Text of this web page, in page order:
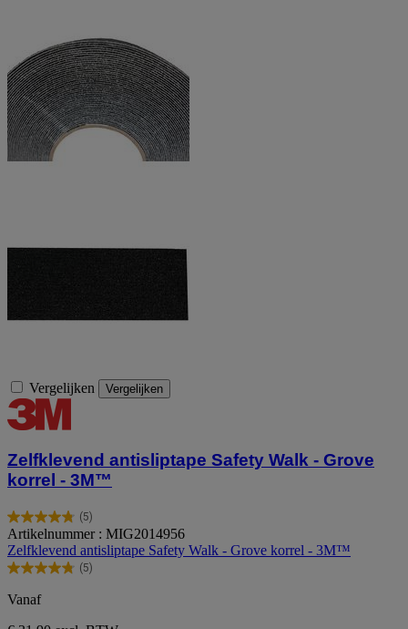
Vergelijken Vergelijken
Zelfklevend antisliptape Safety Walk - Grove
korrel - 3M™
(5)
4.8
van
de
5
5
beoordelingen
Artikelnummer : MIG2014956
Zelfklevend antisliptape Safety Walk - Grove korrel - 3M™
(5)
4.8
van
de
5
Vanaf